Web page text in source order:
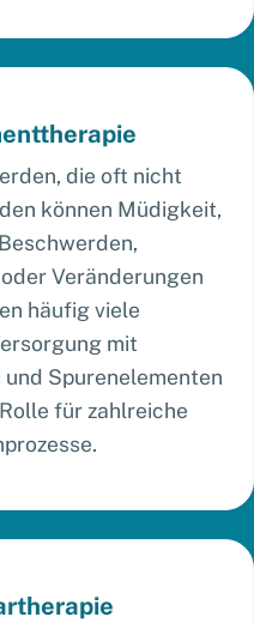
die oft nicht
können Müdigkeit,
Veränderungen
häufig viele
mit
Spurenelementen
für zahlreiche